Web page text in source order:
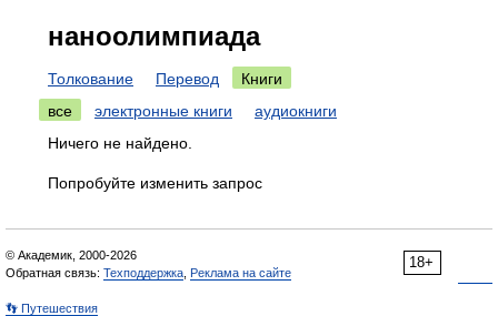
наноолимпиада
Толкование Перевод
Книги
все
электронные книги
аудиокниги
Ничего не найдено.
Попробуйте изменить запрос
18+
© Академик, 2000-2026
Обратная связь: Техподдержка Реклама на сайте
👣 Путешествия